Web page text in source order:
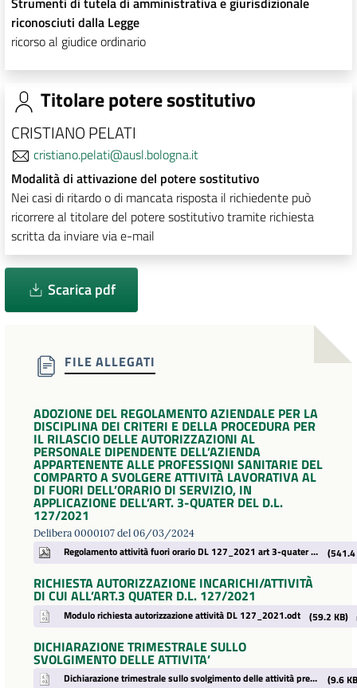
riconosciuti dalla Legge
ricorso al giudice ordinario
Titolare potere sostitutivo
CRISTIANO PELATI
cristiano.pelati@ausl.bologna.it
Modalità di attivazione del potere sostitutivo
Nei casi di ritardo o di mancata risposta il richiedente può
ricorrere al titolare del potere sostitutivo tramite richiesta
scritta da inviare via e-mail
Scarica pdf
FILE ALLEGATI
ADOZIONE DEL REGOLAMENTO AZIENDALE PER LA
DISCIPLINA DEI CRITERI E DELLA PROCEDURA PER
IL RILASCIO DELLE AUTORIZZAZIONI AL
PERSONALE DIPENDENTE DELL’AZIENDA
APPARTENENTE ALLE PROFESSIONI SANITARIE DEL
COMPARTO A SVOLGERE ATTIVITÀ LAVORATIVA AL
DI FUORI DELL’ORARIO DI SERVIZIO, IN
APPLICAZIONE DELL’ART. 3-QUATER DEL D.L.
127/2021
Delibera 0000107 del 06/03/2024
Regolamento attività fuori orario DL 127_2021 art 3-quater DELIBERA.pdf (541.4
RICHIESTA AUTORIZZAZIONE INCARICHI/ATTIVITÀ
DI CUI ALL’ART.3 QUATER D.L. 127/2021
Modulo richiesta autorizzazione attività DL 127_2021.odt (59.2 KB)
DICHIARAZIONE TRIMESTRALE SULLO
SVOLGIMENTO DELLE ATTIVITA’
Dichiarazione trimestrale sullo svolgimento delle attività previste dal D.L. 127-2021 Art. 1 comma B.odt (9.6